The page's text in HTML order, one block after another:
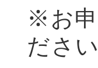
※お
ださ